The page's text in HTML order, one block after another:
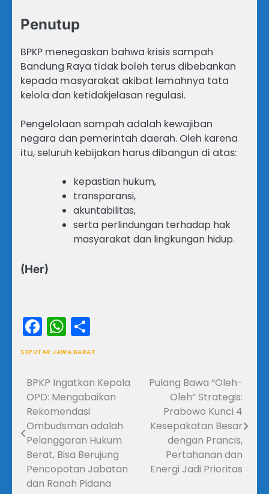
Penutup
BPKP menegaskan bahwa krisis sampah
Bandung Raya tidak boleh terus dibebankan
kepada masyarakat akibat lemahnya tata
kelola dan ketidakjelasan regulasi.
Pengelolaan sampah adalah kewajiban
negara dan pemerintah daerah. Oleh karena
itu, seluruh kebijakan harus dibangun di atas:
kepastian hukum,
transparansi,
akuntabilitas,
serta perlindungan terhadap hak
masyarakat dan lingkungan hidup.
(Her)
Facebook
WhatsApp
SEPUTAR JAWA BARAT
Navigasi
pos
BPKP Ingatkan Kepala
OPD: Mengabaikan
Rekomendasi
Ombudsman adalah
Pelanggaran Hukum
Berat, Bisa Berujung
Pencopotan Jabatan
dan Ranah Pidana
Pulang Bawa “Oleh-
Oleh” Strategis:
Prabowo Kunci 4
Kesepakatan Besar
dengan Prancis,
Pertahanan dan
Energi Jadi Prioritas